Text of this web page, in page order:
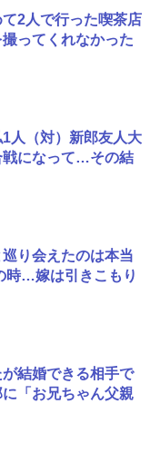
て2人で行った喫茶店
ってくれなかった
1人（対）新郎友人大
戦になって…その結
巡り会えたのは本当
時…嫁は引きこもり
結婚できる相手で
「お兄ちゃん父親